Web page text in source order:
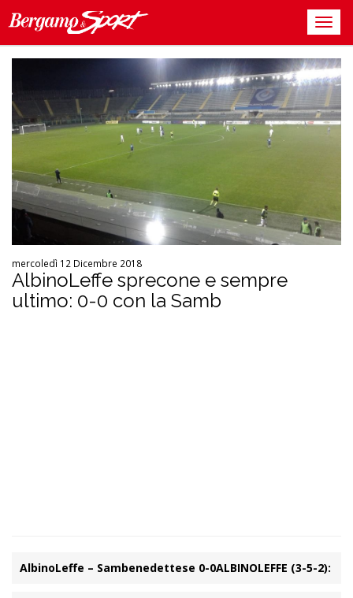
mercoledì 12 Dicembre 2018
AlbinoLeffe sprecone e sempre
ultimo: 0-0 con la Samb
AlbinoLeffe – Sambenedettese 0-0ALBINOLEFFE (3-5-2):